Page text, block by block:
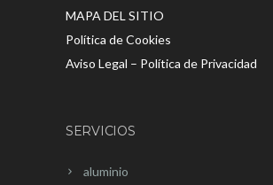
MAPA DEL SITIO
Política de Cookies
Aviso Legal – Política de Privacidad
SERVICIOS
aluminio